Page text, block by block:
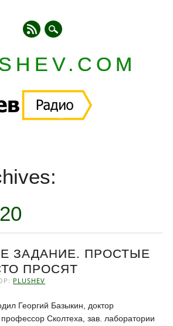
ЗАДАНИЕ. ПРОСТЫЕ
ПРОСЯТ
PLUSHEV
Георгий Базыкин, доктор
профессор Сколтеха, зав. лаборатории